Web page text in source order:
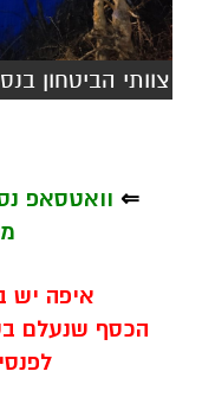
צוותי הביטחון
⇐ וואטסאפ
איפה יש
הכסף שנעלם